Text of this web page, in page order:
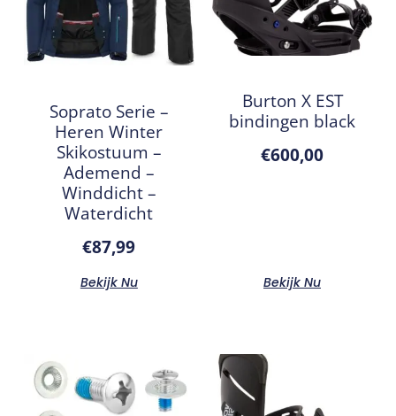
Soprato Serie –
Heren Winter
Skikostuum –
Ademend –
Winddicht –
Waterdicht
€87,99
Bekijk Nu
Burton X EST
bindingen black
€600,00
Bekijk Nu